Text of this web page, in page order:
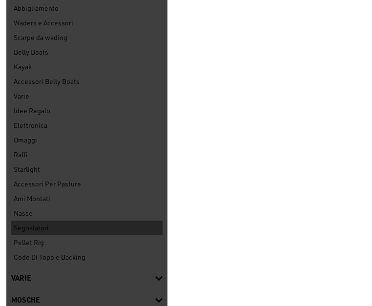
Abbigliamento
Waders e Accessori
Scarpe da wading
Belly Boats
Kayak
Accessori Belly Boats
Varie
Idee Regalo
Elettronica
Omaggi
Raffi
Starlight
Accessori Per Pasture
Ami Montati
Nasse
Segnalatori
Pellet Rig
Code Di Topo e Backing
VARIE
MOSCHE